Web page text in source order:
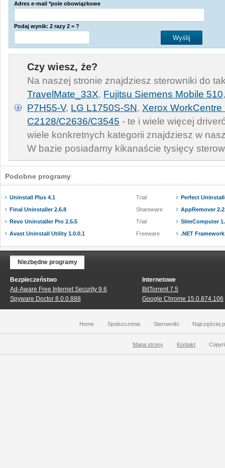
Adres e-mail *pole obowiązkowe
Podaj wynik: 2 razy 2 = ?
Czy wiesz, że?
Na naszej stronie znajdziesz sterowniki do
TravelMate_33X, Fujitsu Siemens Mobile 510
P7H55-V, LG L1750S-SN, Xerox WorkCentre
C2128/C2636/C3545 - te i wiele więcej
wiele konkretnych kategorii znajdziesz w
W bazie posiadamy kikanaście tysięcy
Podobne programy
Uninstall Plus 4.1
Trial
Final Uninstaller 2.6.8
Shareware
Revo Uninstaller Pro 2.5.5
Trial
Avast Uninstall Utility 1.0.0.1
Freeware
Perfect
AppRemover
SlimComputer
.NET
Niezbędne programy
Bezpieczeństwo
Ad-Aware Free Internet Security 9.6
Spyware Doctor 8.0.0.888
Internetowe
BitTorrent 7.5
Google Chrome 15.0.874.106
Home Spolszczenia Sterowniki Najczęściej
Mapa strony Kontakt